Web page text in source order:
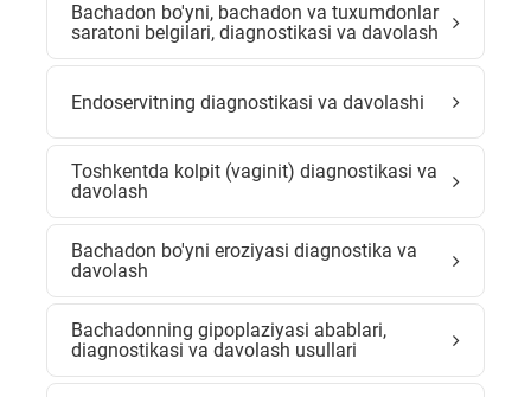
Bachadon bo'yni, bachadon va tuxumdonlar
saratoni belgilari, diagnostikasi va davolash
Endoservitning diagnostikasi va davolashi
Toshkentda kolpit (vaginit) diagnostikasi va
davolash
Bachadon bo'yni eroziyasi diagnostika va
davolash
Bachadonning gipoplaziyasi abablari,
diagnostikasi va davolash usullari